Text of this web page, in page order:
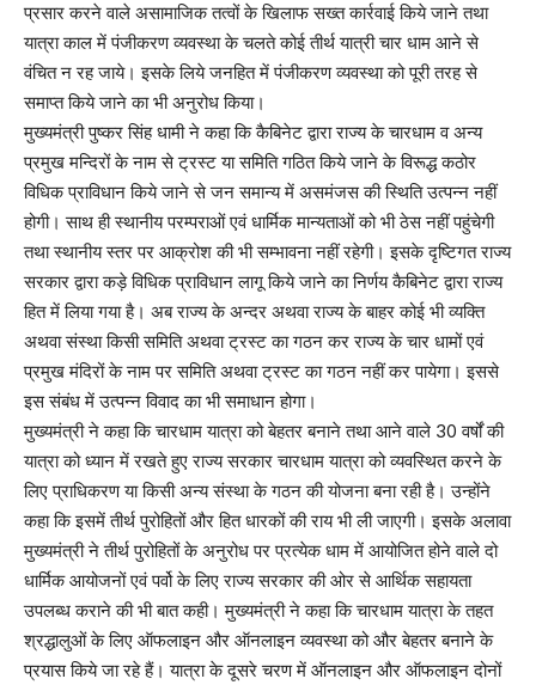
प्रसार करने वाले असामाजिक तत्वों के खिलाफ सख्त कार्रवाई किये जाने तथा
यात्रा काल में पंजीकरण व्यवस्था के चलते कोई तीर्थ यात्री चार धाम आने से
वंचित न रह जाये। इसके लिये जनहित में पंजीकरण व्यवस्था को पूरी तरह से
समाप्त किये जाने का भी अनुरोध किया।
मुख्यमंत्री पुष्कर सिंह धामी ने कहा कि कैबिनेट द्वारा राज्य के चारधाम व अन्य
प्रमुख मन्दिरों के नाम से ट्रस्ट या समिति गठित किये जाने के विरूद्ध कठोर
विधिक प्राविधान किये जाने से जन समान्य में असमंजस की स्थिति उत्पन्न नहीं
होगी। साथ ही स्थानीय परम्पराओं एवं धार्मिक मान्यताओं को भी ठेस नहीं पहुंचेगी
तथा स्थानीय स्तर पर आक्रोश की भी सम्भावना नहीं रहेगी। इसके दृष्टिगत राज्य
सरकार द्वारा कड़े विधिक प्राविधान लागू किये जाने का निर्णय कैबिनेट द्वारा राज्य
हित में लिया गया है। अब राज्य के अन्दर अथवा राज्य के बाहर कोई भी व्यक्ति
अथवा संस्था किसी समिति अथवा ट्रस्ट का गठन कर राज्य के चार धामों एवं
प्रमुख मंदिरों के नाम पर समिति अथवा ट्रस्ट का गठन नहीं कर पायेगा। इससे
इस संबंध में उत्पन्न विवाद का भी समाधान होगा।
मुख्यमंत्री ने कहा कि चारधाम यात्रा को बेहतर बनाने तथा आने वाले 30 वर्षों की
यात्रा को ध्यान में रखते हुए राज्य सरकार चारधाम यात्रा को व्यवस्थित करने के
लिए प्राधिकरण या किसी अन्य संस्था के गठन की योजना बना रही है। उन्होंने
कहा कि इसमें तीर्थ पुरोहितों और हित धारकों की राय भी ली जाएगी। इसके अलावा
मुख्यमंत्री ने तीर्थ पुरोहितों के अनुरोध पर प्रत्येक धाम में आयोजित होने वाले दो
धार्मिक आयोजनों एवं पर्वो के लिए राज्य सरकार की ओर से आर्थिक सहायता
उपलब्ध कराने की भी बात कही। मुख्यमंत्री ने कहा कि चारधाम यात्रा के तहत
श्रद्धालुओं के लिए ऑफलाइन और ऑनलाइन व्यवस्था को और बेहतर बनाने के
प्रयास किये जा रहे हैं। यात्रा के दूसरे चरण में ऑनलाइन और ऑफलाइन दोनों